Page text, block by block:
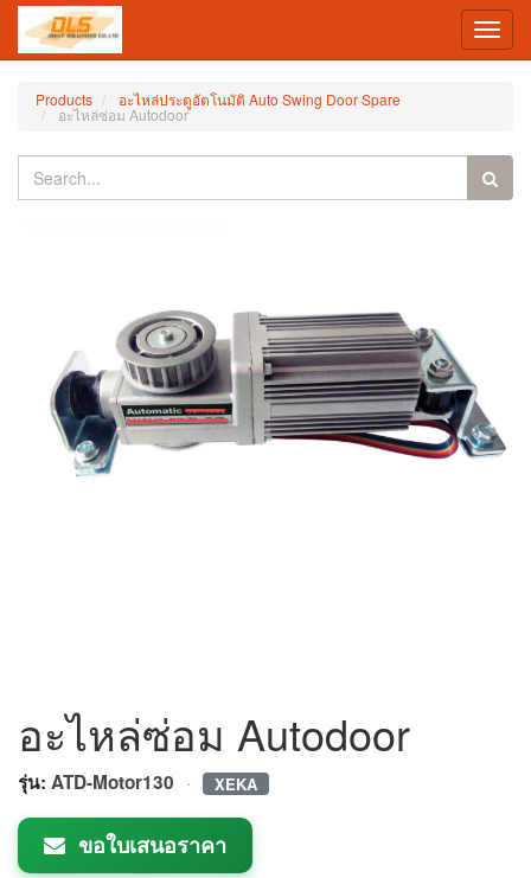
Products อะไหล่ประตูอัตโนมัติ Auto Swing Door Spare
อะไหล่ซ่อม Autodoor
อะไหล่ซ่อม Autodoor
รุ่น: ATD-Motor130 · XEKA
ขอใบเสนอราคา